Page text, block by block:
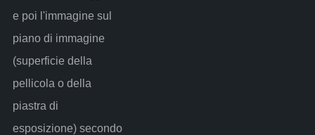
e poi l'immagine sul
piano di immagine
(superficie della
pellicola o della
piastra di
esposizione) secondo